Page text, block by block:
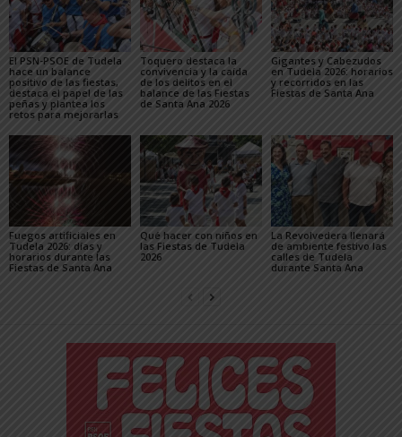
El PSN-PSOE de Tudela
hace un balance
positivo de las fiestas,
destaca el papel de las
peñas y plantea los
retos para mejorarlas
Toquero destaca la
convivencia y la caída
de los delitos en el
balance de las Fiestas
de Santa Ana 2026
Gigantes y Cabezudos
en Tudela 2026: horarios
y recorridos en las
Fiestas de Santa Ana
Fuegos artificiales en
Tudela 2026: días y
horarios durante las
Fiestas de Santa Ana
Qué hacer con niños en
las Fiestas de Tudela
2026
La Revolvedera llenará
de ambiente festivo las
calles de Tudela
durante Santa Ana